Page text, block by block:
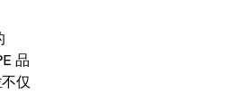
品
仅